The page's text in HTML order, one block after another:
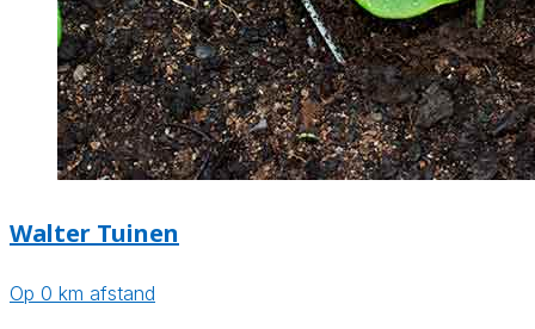
Walter Tuinen
Op 0 km afstand